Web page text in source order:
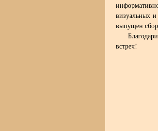
визуальных
выпущен
встреч!